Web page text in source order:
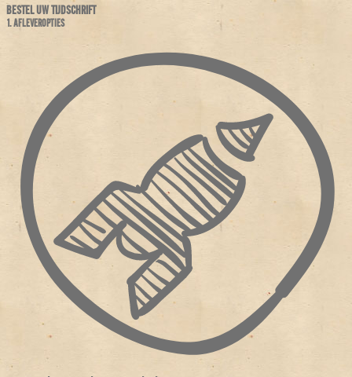
BESTEL UW TIJDSCHRIFT
1. AFLEVEROPTIES